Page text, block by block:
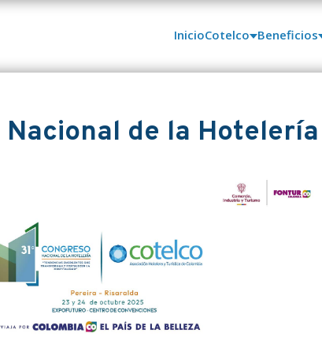
InicioCotelco Beneficios
Nacional de la Hotelería